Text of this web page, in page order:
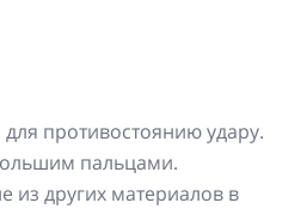
противостоянию удару.
пальцами.
из других материалов в